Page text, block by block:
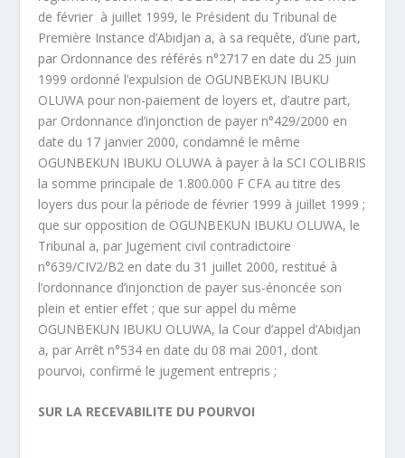
de février à juillet 1999, le Président du Tribunal de
Première Instance d’Abidjan a, à sa requête, d’une part,
par Ordonnance des référés n°2717 en date du 25 juin
1999 ordonné l’expulsion de OGUNBEKUN IBUKU
OLUWA pour non-paiement de loyers et, d’autre part,
par Ordonnance d’injonction de payer n°429/2000 en
date du 17 janvier 2000, condamné le même
OGUNBEKUN IBUKU OLUWA à payer à la SCI COLIBRIS
la somme principale de 1.800.000 F CFA au titre des
loyers dus pour la période de février 1999 à juillet 1999 ;
que sur opposition de OGUNBEKUN IBUKU OLUWA, le
Tribunal a, par Jugement civil contradictoire
n°639/CIV2/B2 en date du 31 juillet 2000, restitué à
l’ordonnance d’injonction de payer sus-énoncée son
plein et entier effet ; que sur appel du même
OGUNBEKUN IBUKU OLUWA, la Cour d’appel d’Abidjan
a, par Arrêt n°534 en date du 08 mai 2001, dont
pourvoi, confirmé le jugement entrepris ;
SUR LA RECEVABILITE DU POURVOI